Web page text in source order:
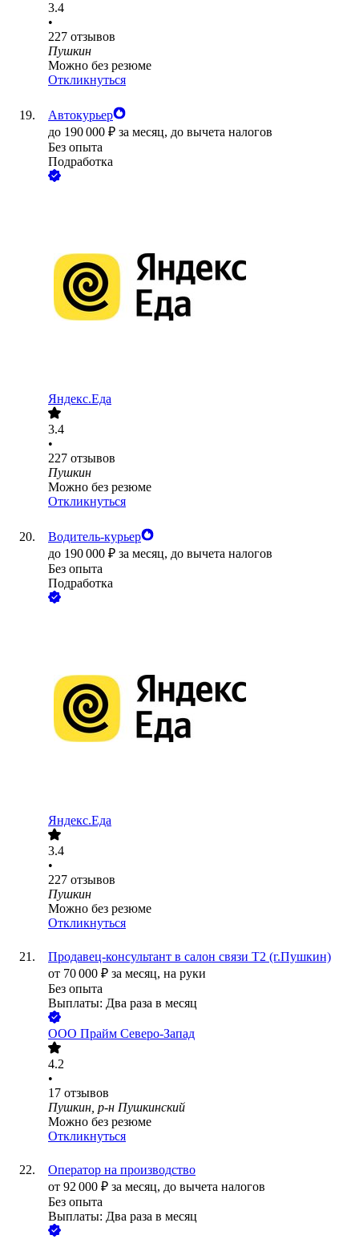
3.4
•
227 отзывов
Пушкин
Можно без резюме
Откликнуться
Автокурьер
до 190 000 ₽ за месяц, до вычета налогов
Без опыта
Подработка
Яндекс.Еда
3.4
•
227 отзывов
Пушкин
Можно без резюме
Откликнуться
Водитель-курьер
до 190 000 ₽ за месяц, до вычета налогов
Без опыта
Подработка
Яндекс.Еда
3.4
•
227 отзывов
Пушкин
Можно без резюме
Откликнуться
Продавец-консультант в салон связи Т2 (г.Пушкин)
от 70 000 ₽ за месяц, на руки
Без опыта
Выплаты: Два раза в месяц
ООО Прайм Северо-Запад
4.2
•
17 отзывов
Пушкин, р-н Пушкинский
Можно без резюме
Откликнуться
Оператор на производство
от 92 000 ₽ за месяц, до вычета налогов
Без опыта
Выплаты: Два раза в месяц